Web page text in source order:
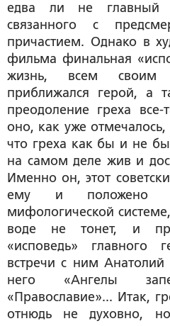
едва ли не главный
связанного с
причастием. Однако в
фильма финальная
жизнь, всем
приближался герой, а
преодоление греха
оно, как уже отмечалось,
что греха как бы и не
на самом деле жив и
Именно он, этот
ему и положено в
мифологической
воде не тонет, и
«исповедь» главного
встречи с ним
него «Ангелы
«Православие»... Итак,
отнюдь не духовно,